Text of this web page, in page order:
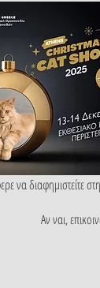
να διαφημιστείτε
Αν ναι,